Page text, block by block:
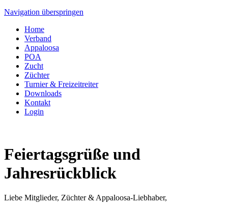
Navigation überspringen
Home
Verband
Appaloosa
POA
Zucht
Züchter
Turnier & Freizeitreiter
Downloads
Kontakt
Login
Feiertagsgrüße und
Jahresrückblick
Liebe Mitglieder, Züchter & Appaloosa-Liebhaber,